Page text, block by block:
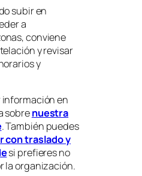
subir en
a
conviene
y revisar
y
en
sobrenuestra
. También puedes
con traslado y
si prefieres no
la organización.